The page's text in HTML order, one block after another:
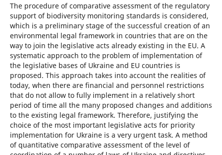
The procedure of comparative assessment of the regulatory
support of biodiversity monitoring standards is considered,
which is a preliminary stage of the successful creation of an
environmental legal framework in countries that are on the
way to join the legislative acts already existing in the EU. A
systematic approach to the problem of implementation of
the legislative bases of Ukraine and EU countries is
proposed. This approach takes into account the realities of
today, when there are financial and personnel restrictions
that do not allow to fully implement in a relatively short
period of time all the many proposed changes and additions
to the existing legal framework. Therefore, justifying the
choice of the most important legislative acts for priority
implementation for Ukraine is a very urgent task. A method
of quantitative comparative assessment of the level of